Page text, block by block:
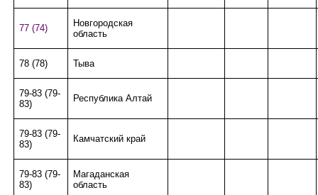
77 (74)
Новгородская
область
78 (78) Тыва
79-83 (79-
83)
Республика Алтай
79-83 (79-
83)
Камчатский край
79-83 (79-
83)
Магаданская
область